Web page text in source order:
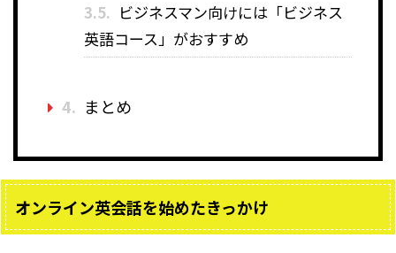
3.5. ビジネスマン向けには「ビジネス
英語コース」がおすすめ
4. まとめ
オンライン英会話を始めたきっかけ